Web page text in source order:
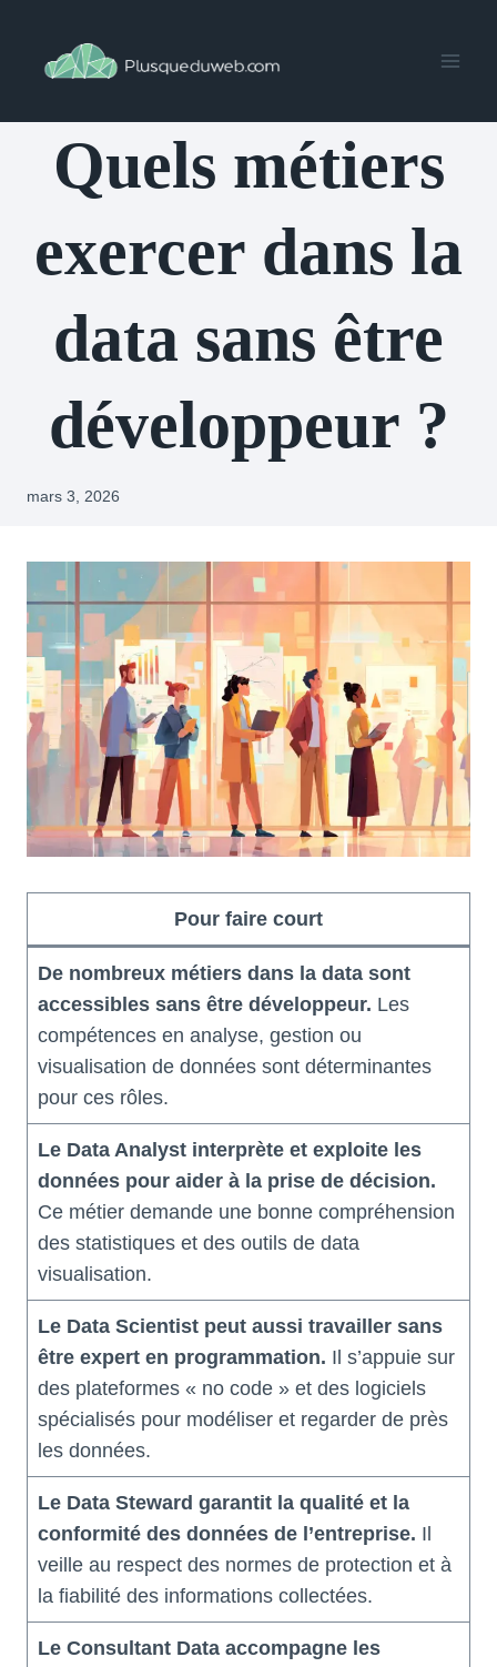
contenu
Quels métiers
exercer dans la
data sans être
développeur ?
mars 3, 2026
Pour faire court
De nombreux métiers dans la data sont
accessibles sans être développeur. Les
compétences en analyse, gestion ou
visualisation de données sont déterminantes
pour ces rôles.
Le Data Analyst interprète et exploite les
données pour aider à la prise de décision.
Ce métier demande une bonne compréhension
des statistiques et des outils de data
visualisation.
Le Data Scientist peut aussi travailler sans
être expert en programmation. Il s’appuie sur
des plateformes « no code » et des logiciels
spécialisés pour modéliser et regarder de près
les données.
Le Data Steward garantit la qualité et la
conformité des données de l’entreprise. Il
veille au respect des normes de protection et à
la fiabilité des informations collectées.
Le Consultant Data accompagne les